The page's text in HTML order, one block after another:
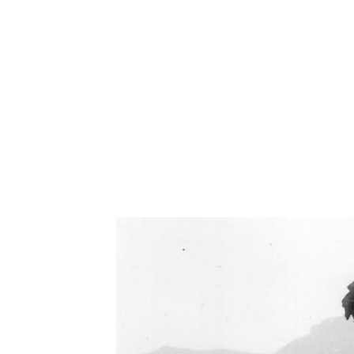
Zorki